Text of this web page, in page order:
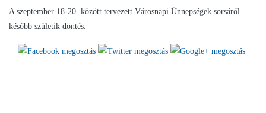
A szeptember 18-20. között tervezett Városnapi Ünnepségek sorsáról
később születik döntés.